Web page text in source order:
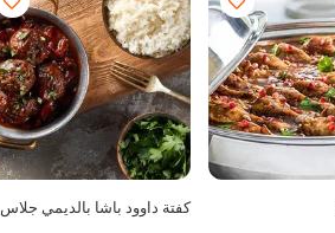
كفتة داوود باشا بالديمي جلاس